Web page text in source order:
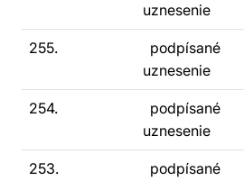
uznesenie
255.
podpísané
uznesenie
254.
podpísané
uznesenie
253.
podpísané